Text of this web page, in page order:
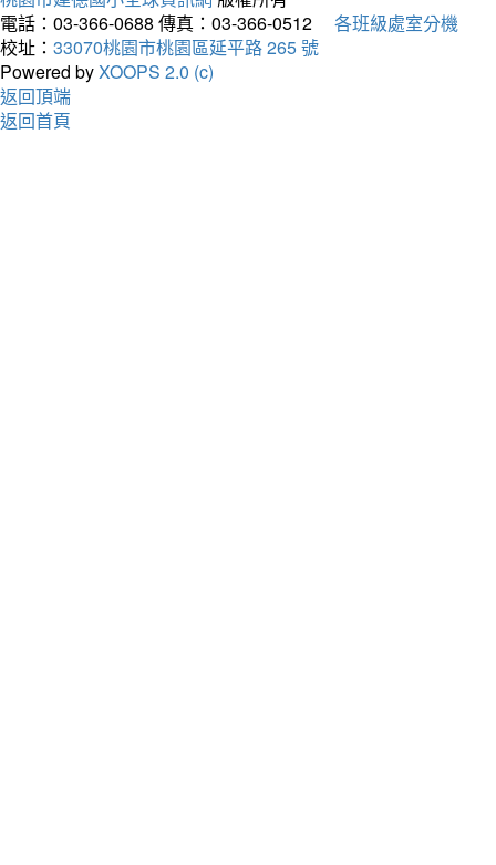
電話：03-366-0688 傳真：03-366-0512
各班級處室分機
校址： 33070桃園市桃園區延平路 265 號
Powered byXOOPS 2.0 (c)
返回頂端
返回首頁